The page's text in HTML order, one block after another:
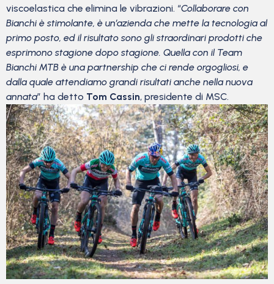
viscoelastica che elimina le vibrazioni. “Collaborare con
Bianchi è stimolante, è un’azienda che mette la tecnologia al
primo posto, ed il risultato sono gli straordinari prodotti che
esprimono stagione dopo stagione. Quella con il Team
Bianchi MTB è una partnership che ci rende orgogliosi, e
dalla quale attendiamo grandi risultati anche nella nuova
annata” ha detto Tom Cassin, presidente di MSC.